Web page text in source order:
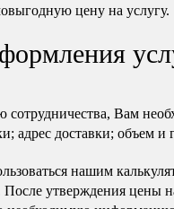
цену на услугу.
Вам
адрес доставки; объем
нашим
утверждения цены